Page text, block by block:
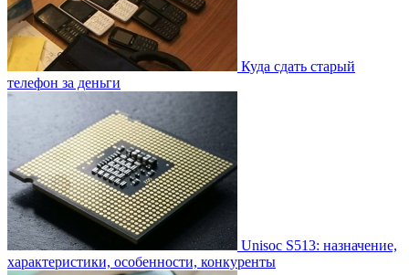
Куда сдать старый
телефон за деньги
Unisoc S513: назначение,
характеристики, особенности, конкуренты